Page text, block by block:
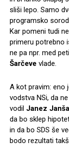
sliši lepo. Samo
programsko
Kar pomeni tudi
primeru potrebno
ne pa npr. med
Šarčeve vlade.
A kot pravim: eno
vodstva NSi, da
vodil Janez Janša
da bo sklep
in da bo SDS še
bodo rezultati